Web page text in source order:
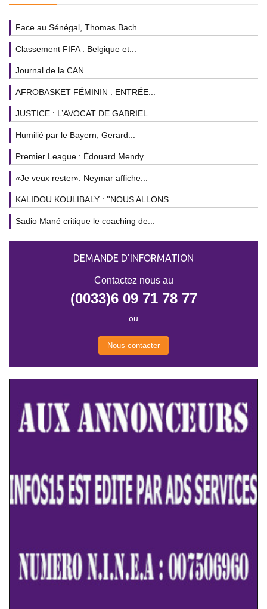
Face au Sénégal, Thomas Bach...
Classement FIFA : Belgique et...
Journal de la CAN
AFROBASKET FÉMININ : ENTRÉE...
JUSTICE : L’AVOCAT DE GABRIEL...
Humilié par le Bayern, Gerard...
Premier League : Édouard Mendy...
«Je veux rester»: Neymar affiche...
KALIDOU KOULIBALY : ''NOUS ALLONS...
Sadio Mané critique le coaching de...
DEMANDE D'INFORMATION
Contactez nous au
(0033)6 09 71 78 77
ou
Nous contacter